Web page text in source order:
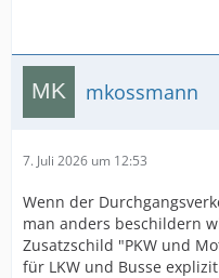
mkossmann
7. Juli 2026 um 12:53
Wenn der
man anders beschildern
Zusatzschild "PKW und
für LKW und Busse